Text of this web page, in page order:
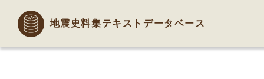
地震史料集テキストデータベース